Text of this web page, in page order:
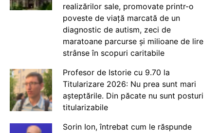
realizărilor sale, promovate printr-o
poveste de viață marcată de un
diagnostic de autism, zeci de
maratoane parcurse și milioane de lire
strânse în scopuri caritabile
Profesor de Istorie cu 9.70 la
Titularizare 2026: Nu prea sunt mari
așteptările. Din păcate nu sunt posturi
titularizabile
Sorin Ion, întrebat cum le răspunde